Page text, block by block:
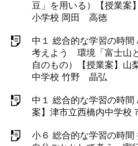
豆」を用いる）【授業案
小学校 岡田 高徳
中１ 総合的な学習の時間
考えよう 環境「富士山
自のもの）【授業案】山
中学校 竹野 晶弘
中１ 総合的な学習の時間
案】津市立西橋内中学校
小６ 総合的な学習の時間